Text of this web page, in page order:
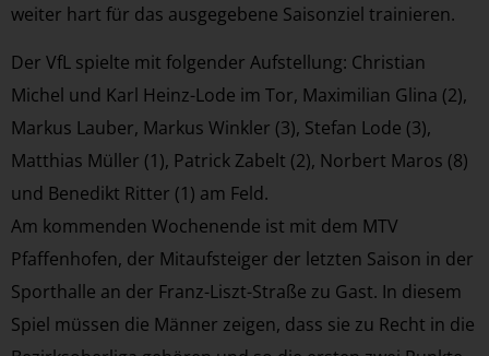
weiter hart für das ausgegebene Saisonziel trainieren.
Der VfL spielte mit folgender Aufstellung: Christian
Michel und Karl Heinz-Lode im Tor, Maximilian Glina (2),
Markus Lauber, Markus Winkler (3), Stefan Lode (3),
Matthias Müller (1), Patrick Zabelt (2), Norbert Maros (8)
und Benedikt Ritter (1) am Feld.
Am kommenden Wochenende ist mit dem MTV
Pfaffenhofen, der Mitaufsteiger der letzten Saison in der
Sporthalle an der Franz-Liszt-Straße zu Gast. In diesem
Spiel müssen die Männer zeigen, dass sie zu Recht in die